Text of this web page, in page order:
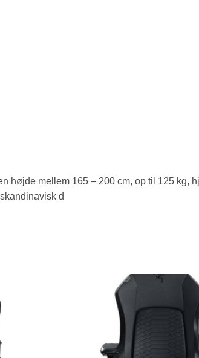
højde mellem 165 – 200 cm, op til 125
d